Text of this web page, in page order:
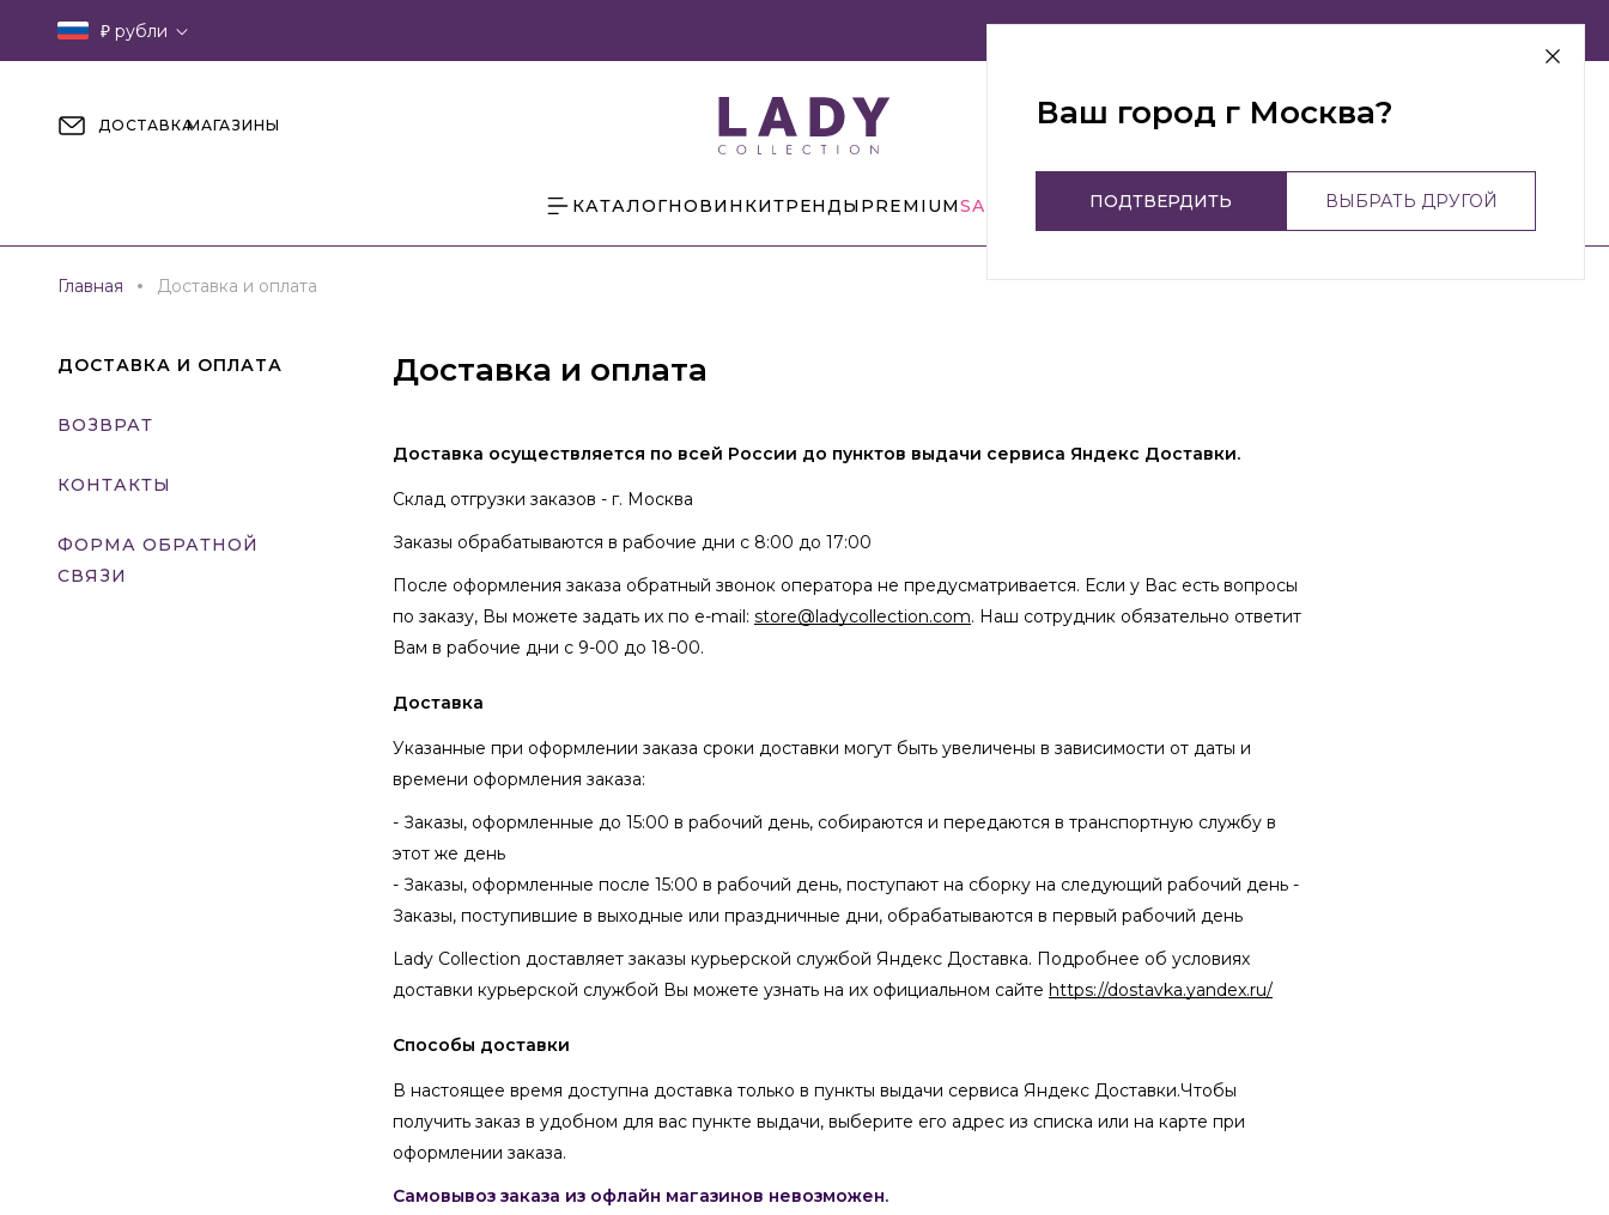
₽ рубли г Москва
ДОСТАВКАМАГАЗИНЫ
КАТАЛОГНОВИНКИТРЕНДЫ PREMIUMSALE
Главная Доставка и оплата
ДОСТАВКА И ОПЛАТА
ВОЗВРАТ
КОНТАКТЫ
ФОРМА ОБРАТНОЙ
СВЯЗИ
Доставка и оплата
Доставка осуществляется по всей России до пунктов выдачи сервиса Яндекс Доставки.
Склад отгрузки заказов - г. Москва
Заказы обрабатываются в рабочие дни с 8:00 до 17:00
После оформления заказа обратный звонок оператора не предусматривается. Если у Вас есть вопросы
по заказу, Вы можете задать их по e-mail: store@ladycollection.com. Наш сотрудник обязательно ответит
Вам в рабочие дни с 9-00 до 18-00.
Доставка
Указанные при оформлении заказа сроки доставки могут быть увеличены в зависимости от даты и
времени оформления заказа:
- Заказы, оформленные до 15:00 в рабочий день, собираются и передаются в транспортную службу в
этот же день
- Заказы, оформленные после 15:00 в рабочий день, поступают на сборку на следующий рабочий день -
Заказы, поступившие в выходные или праздничные дни, обрабатываются в первый рабочий день
Lady Collection доставляет заказы курьерской службой Яндекс Доставка. Подробнее об условиях
доставки курьерской службой Вы можете узнать на их официальном сайте https://dostavka.yandex.ru/
Способы доставки
В настоящее время доступна доставка только в пункты выдачи сервиса Яндекс Доставки.Чтобы
получить заказ в удобном для вас пункте выдачи, выберите его адрес из списка или на карте при
оформлении заказа.
Самовывоз заказа из офлайн магазинов невозможен.
Ваш город г Москва?
ПОДТВЕРДИТЬ ВЫБРАТЬ ДРУГОЙ